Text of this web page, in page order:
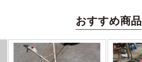
おすすめ商品